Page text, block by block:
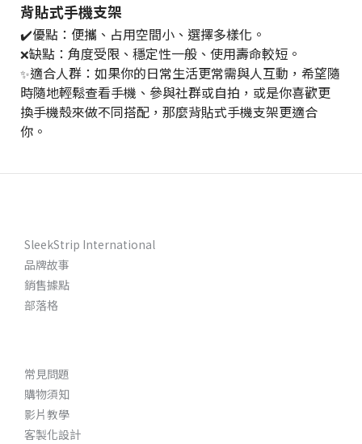
背貼式手機支架
✔️優點：便攜、占用空間小、選擇多樣化。
❌缺點：角度受限、穩定性一般、使用壽命較短。
✨適合人群：如果你的日常生活更常需與人互動，希望隨
時隨地輕鬆查看手機、參與社群或自拍，或是你喜歡更
換手機殼來做不同搭配，那麼背貼式手機支架更適合
你。
SleekStrip International
品牌故事
銷售據點
部落格
常見問題
購物須知
影片教學
客製化設計